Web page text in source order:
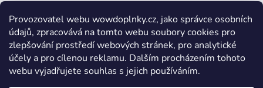
Provozovatel webu wowdoplnky.cz, jako správce osobních
údajů, zpracovává na tomto webu soubory cookies pro
zlepšování prostředí webových stránek, pro analytické
účely a pro cílenou reklamu. Dalším procházením tohoto
webu vyjadřujete souhlas s jejich používáním.
Jak a čím pomoci »